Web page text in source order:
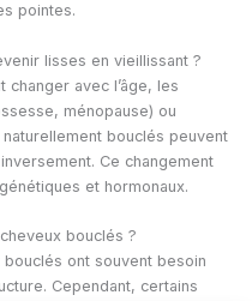
pointes.
lisses en vieillissant ?
avec l’âge, les
ménopause) ou
bouclés peuvent
Ce changement
et hormonaux.
bouclés ?
ont souvent besoin
Cependant, certains